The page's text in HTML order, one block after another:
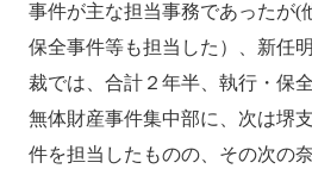
事件が主な担当事務であったが(
保全事件等も担当した）、新任
裁では、合計２年半、執行・保
無体財産事件集中部に、次は堺
件を担当したものの、その次の